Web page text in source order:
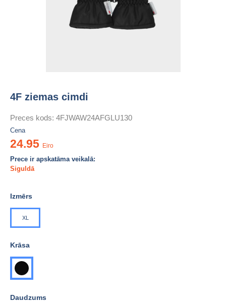
4F ziemas cimdi
Preces kods: 4FJWAW24AFGLU130
Cena
24.95 Eiro
Prece ir apskatāma veikalā:
Siguldā
Izmērs
XL
Krāsa
melna
Daudzums